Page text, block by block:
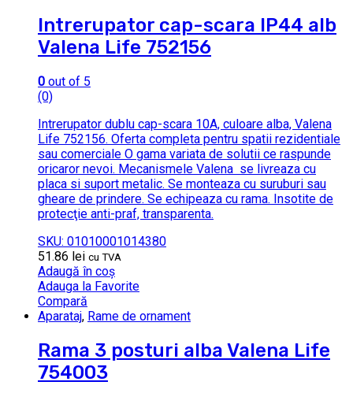
Intrerupator cap-scara IP44 alb
Valena Life 752156
0 out of 5
(0)
Intrerupator dublu cap-scara 10A, culoare alba, Valena
Life 752156. Oferta completa pentru spatii rezidentiale
sau comerciale O gama variata de solutii ce raspunde
oricaror nevoi. Mecanismele Valena se livreaza cu
placa si suport metalic. Se monteaza cu suruburi sau
gheare de prindere. Se echipeaza cu rama. Insotite de
protecţie anti-praf, transparenta.
SKU: 01010001014380
51.86 lei cu TVA
Adaugă în coș
Adauga la Favorite
Compară
Aparataj, Rame de ornament
Rama 3 posturi alba Valena Life
754003